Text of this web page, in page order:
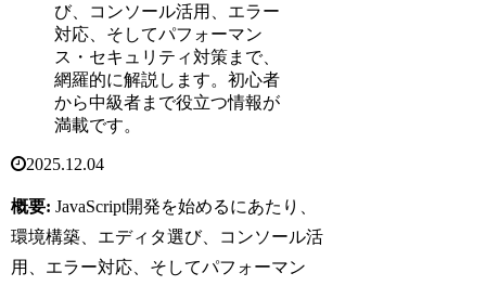
び、コンソール活用、エラー
対応、そしてパフォーマン
ス・セキュリティ対策まで、
網羅的に解説します。初心者
から中級者まで役立つ情報が
満載です。
2025.12.04
概要: JavaScript開発を始めるにあたり、
環境構築、エディタ選び、コンソール活
用、エラー対応、そしてパフォーマン